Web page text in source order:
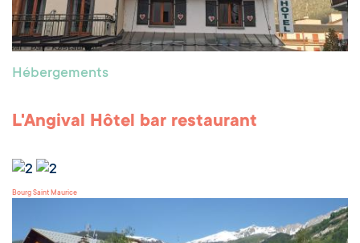
Hébergements
L'Angival Hôtel bar restaurant
Bourg Saint Maurice